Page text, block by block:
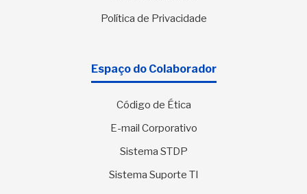
Política de Privacidade
Espaço do Colaborador
Código de Ética
E-mail Corporativo
Sistema STDP
Sistema Suporte TI